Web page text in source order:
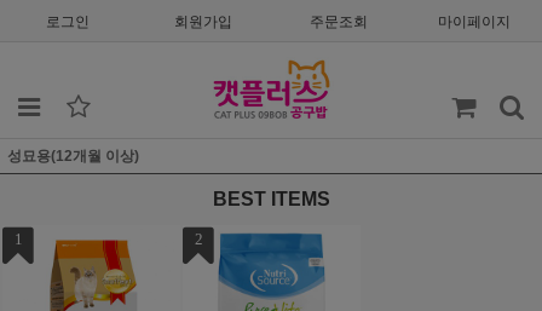
로그인 회원가입 주문조회 마이페이지
성묘용(12개월 이상)
BEST ITEMS
1 2